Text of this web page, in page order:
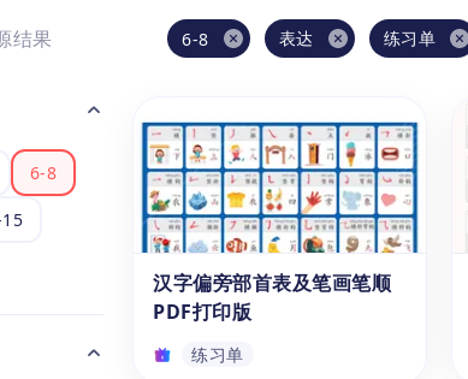
结果 6-8 表达 练习单
6-8
汉字偏旁部首表及笔画笔顺
PDF打印版
练习单